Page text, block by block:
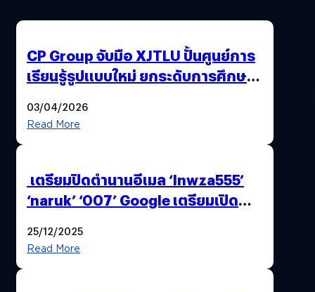
CP Group จับมือ XJTLU ปั้นศูนย์การ
เรียนรู้รูปแบบใหม่ ยกระดับการศึกษา
03/04/2026
Read More
เตรียมปิดตำนานอีเมล ‘lnwza555’
‘naruk’ ‘007’ Google เตรียมเปิด
25/12/2025
Read More